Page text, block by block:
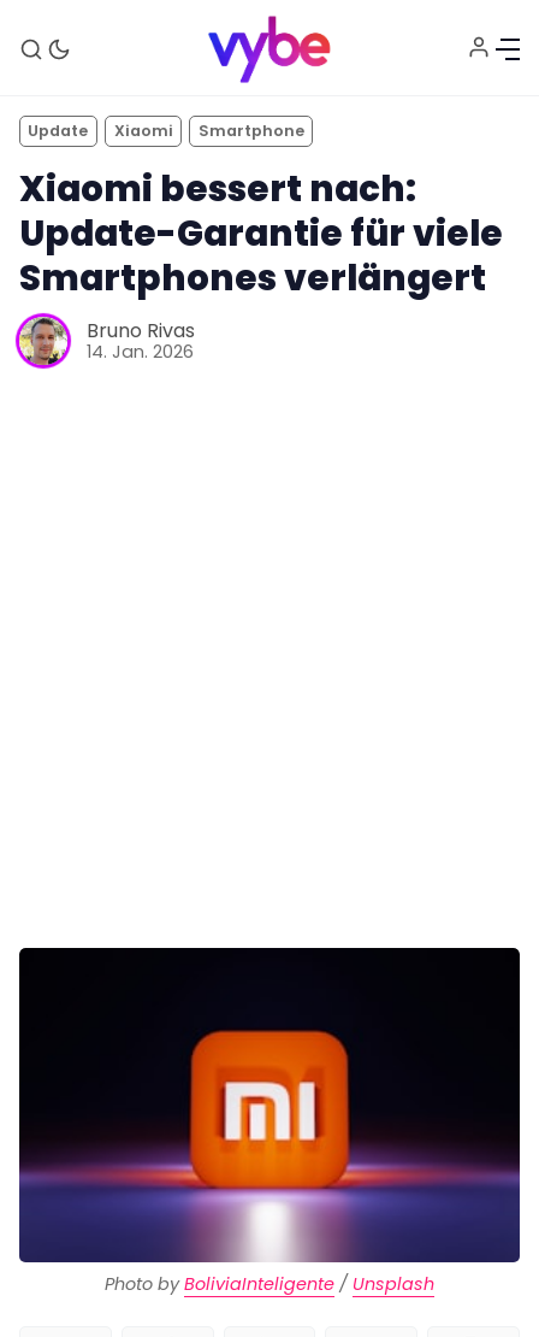
Impressum
Photo by BoliviaInteligente / Unsplash
Update Xiaomi Smartphone
Xiaomi bessert nach:
Update-Garantie für viele
Smartphones verlängert
Bruno Rivas
14. Jan. 2026